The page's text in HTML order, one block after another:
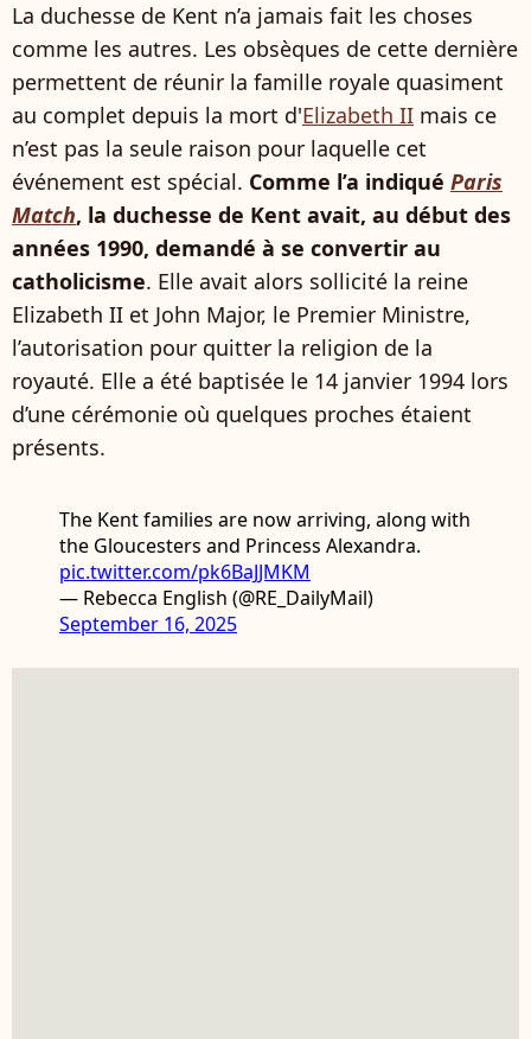
La duchesse de Kent n’a jamais fait les choses
comme les autres. Les obsèques de cette dernière
permettent de réunir la famille royale quasiment
au complet depuis la mort d'Elizabeth II mais ce
n’est pas la seule raison pour laquelle cet
événement est spécial. Comme l’a indiqué Paris
Match, la duchesse de Kent avait, au début des
années 1990, demandé à se convertir au
catholicisme. Elle avait alors sollicité la reine
Elizabeth II et John Major, le Premier Ministre,
l’autorisation pour quitter la religion de la
royauté. Elle a été baptisée le 14 janvier 1994 lors
d’une cérémonie où quelques proches étaient
présents.
The Kent families are now arriving, along with
the Gloucesters and Princess Alexandra.
pic.twitter.com/pk6BaJJMKM
— Rebecca English (@RE_DailyMail)
September 16, 2025